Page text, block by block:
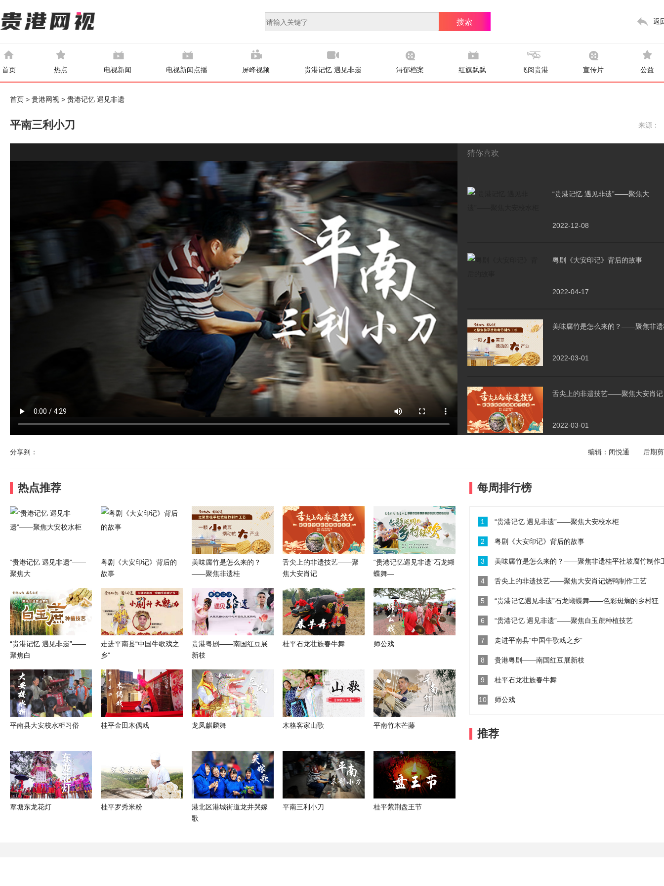
返
首页 热点 电视新闻 电视新闻点播 屏峰视频 贵港记忆 遇见非遗 浔郁档案 红旗飘飘 飞阅贵港 宣传片 公益
首页 > 贵港网视 > 贵港记忆 遇见非遗
平南三利小刀 来源
猜你喜欢
“贵港记忆 遇见非遗”——聚焦大
2022-12-08
粤剧《大安印记》背后的故事
2022-04-17
美味腐竹是怎么来的？——聚焦非遗
2022-03-01
舌尖上的非遗技艺——聚焦大安肖记
2022-03-01
2022-03-01
分享到： 编辑：闭悦通 后期剪
热点推荐
“贵港记忆 遇见非遗”——
聚焦大
粤剧《大安印记》背后的
故事
美味腐竹是怎么来的？
——聚焦非遗桂
舌尖上的非遗技艺——聚
焦大安肖记
“贵港记忆遇见非遗”石龙蝴
蝶舞—
“贵港记忆 遇见非遗”——
聚焦白
走进平南县“中国牛歌戏之
乡”
贵港粤剧——南国红豆展
新枝
桂平石龙壮族春牛舞 师公戏
平南县大安校水柜习俗 桂平金田木偶戏 龙凤麒麟舞 木格客家山歌 平南竹木芒藤
覃塘东龙花灯 桂平罗秀米粉
港北区港城街道龙井哭嫁
歌
平南三利小刀 桂平紫荆盘王节
每周排行榜
1 “贵港记忆 遇见非遗”——聚焦大安校水柜
2 粤剧《大安印记》背后的故事
3 美味腐竹是怎么来的？——聚焦非遗桂平社坡腐竹制作
4 舌尖上的非遗技艺——聚焦大安肖记烧鸭制作工艺
5 “贵港记忆遇见非遗”石龙蝴蝶舞——色彩斑斓的乡村狂
6 “贵港记忆 遇见非遗”——聚焦白玉蔗种植技艺
7 走进平南县“中国牛歌戏之乡”
8 贵港粤剧——南国红豆展新枝
9 桂平石龙壮族春牛舞
10 师公戏
推荐